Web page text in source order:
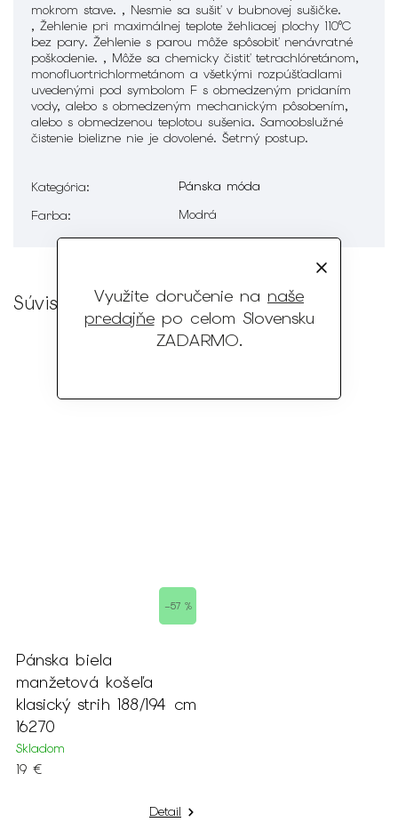
Využite doručenie na naše
predajňepo celom Slovensku
ZADARMO.
mokrom stave. , Nesmie sa sušiť v bubnovej sušičke.
, Žehlenie pri maximálnej teplote žehliacej plochy 110°C
bez pary. Žehlenie s parou môže spôsobiť nenávratné
poškodenie. , Môže sa chemicky čistiť tetrachlóretánom,
monofluortrichlormetánom a všetkými rozpúšťadlami
uvedenými pod symbolom F s obmedzeným pridaním
vody, alebo s obmedzeným mechanickým pôsobením,
alebo s obmedzenou teplotou sušenia. Samoobslužné
čistenie bielizne nie je dovolené. Šetrný postup.
Kategória:
Pánska móda
Farba: Modrá
Súvisiaci tovar
–57 %
Pánska biela
manžetová košeľa
klasický strih 188/194 cm
16270
Skladom
19 €
Detail